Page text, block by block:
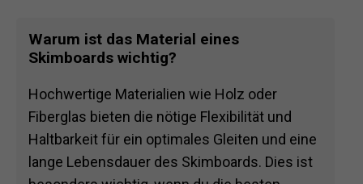
Warum ist das Material eines
Skimboards wichtig?
Hochwertige Materialien wie Holz oder
Fiberglas bieten die nötige Flexibilität und
Haltbarkeit für ein optimales Gleiten und eine
lange Lebensdauer des Skimboards. Dies ist